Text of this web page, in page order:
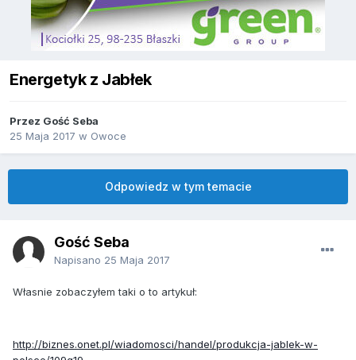
Energetyk z Jabłek
Przez Gość Seba
25 Maja 2017 w Owoce
Odpowiedz w tym temacie
Gość Seba
Napisano 25 Maja 2017
Własnie zobaczyłem taki o to artykuł:
http://biznes.onet.pl/wiadomosci/handel/produkcja-jablek-w-